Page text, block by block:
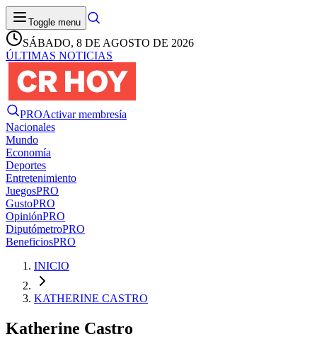
Toggle menu
SÁBADO, 8 DE AGOSTO DE 2026
ÚLTIMAS NOTICIAS
PROActivar membresía
Nacionales
Mundo
Economía
Deportes
Entretenimiento
JuegosPRO
GustoPRO
OpiniónPRO
DiputómetroPRO
BeneficiosPRO
INICIO
KATHERINE CASTRO
Katherine Castro